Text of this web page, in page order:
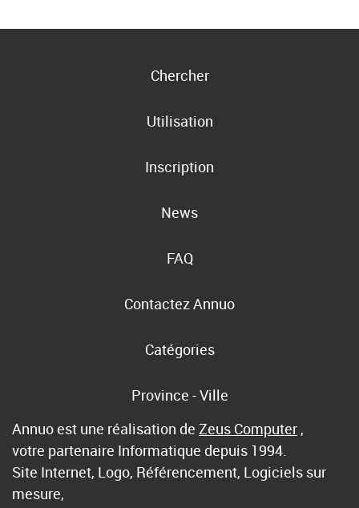
Chercher
Utilisation
Inscription
News
FAQ
Contactez Annuo
Catégories
Province - Ville
Annuo est une réalisation de Zeus Computer ,
votre partenaire Informatique depuis 1994.
Site Internet, Logo, Référencement, Logiciels sur
mesure,